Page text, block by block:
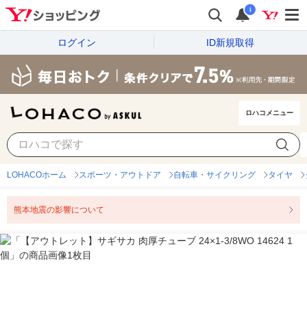
i
ログイン ID新規取得
ロハコメニュー
LOHACOホーム スポーツ・アウトドア 自転車・サイクリング タイヤ
熊本地震の影響について